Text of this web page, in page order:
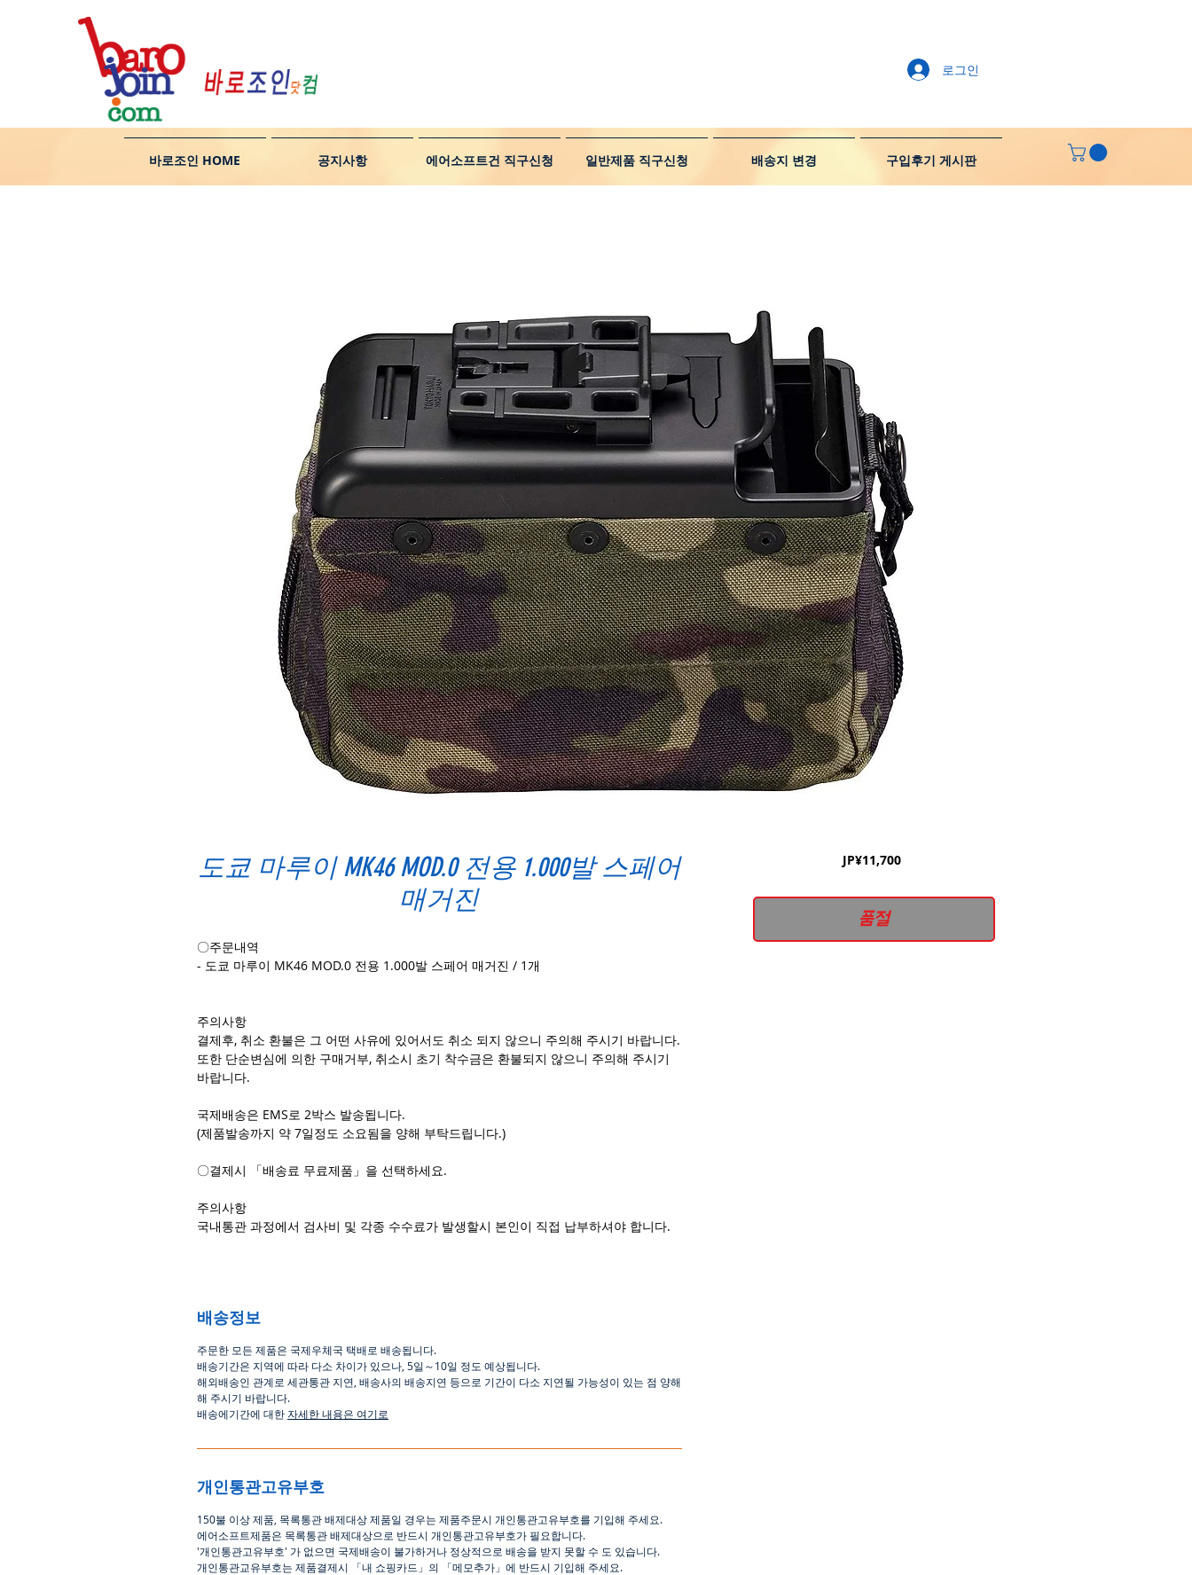
바로조인 HOME 공지사항 에어소프트건 직구신청 일반제품 직구신청 배송지 변경 구입후기 게시판
로그인
도쿄 마루이 MK46 MOD.0 전용 1.000발 스페어
매거진
〇주문내역
- 도쿄 마루이 MK46 MOD.0 전용 1.000발 스페어 매거진 / 1개
주의사항
결제후, 취소 환불은 그 어떤 사유에 있어서도 취소 되지 않으니 주의해 주시기 바랍니다.
또한 단순변심에 의한 구매거부, 취소시 초기 착수금은 환불되지 않으니 주의해 주시기
바랍니다.
국제배송은 EMS로 2박스 발송됩니다.
(제품발송까지 약 7일정도 소요됨을 양해 부탁드립니다.)
〇결제시 「배송료 무료제품」을 선택하세요.
주의사항
국내통관 과정에서 검사비 및 각종 수수료가 발생할시 본인이 직접 납부하셔야 합니다.
배송정보
주문한 모든 제품은 국제우체국 택배로 배송됩니다.
배송기간은 지역에 따라 다소 차이가 있으나 5일～10일 정도 예상됩니다.
해외배송인 관계로 세관통관 지연, 배송사의 배송지연 등으로 기간이 다소 지연될 가능성이 있는 점 양해
해 주시기 바랍니다.
배송에기간에 대한자세한 내용은 여기로
개인통관고유부호
150불 이상 제품 목록통관 배제대상 제품일 경우는 제품주문시 개인통관고유부호를 기입해 주세요.
에어소프트제품은 목록통관 배제대상으로 반드시 개인통관고유부호가 필요합니다.
'개인통관고유부호' 가 없으면 국제배송이 불가하거나 정상적으로 배송을 받지 못할 수 도 있습니다.
개인통관교유부호는 제품결제시
「내 쇼핑카드 」 의 「메모추가 」 에 반드시 기입해 주세요.
JP¥11,700가
품절